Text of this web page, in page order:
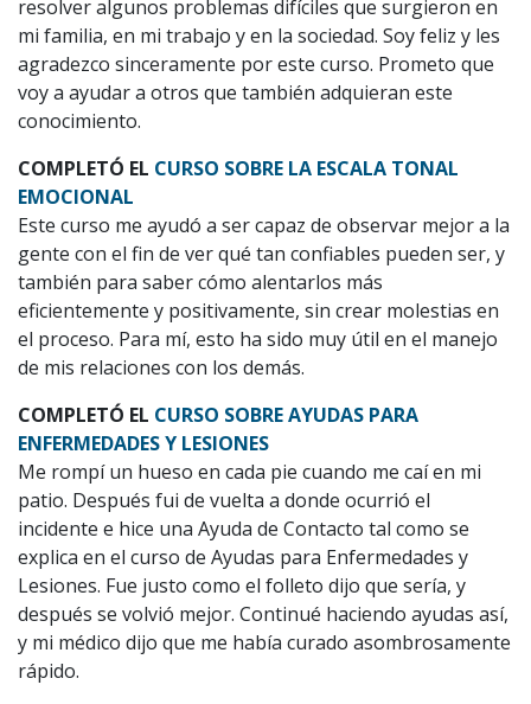
resolver algunos problemas difíciles que surgieron en
mi familia, en mi trabajo y en la sociedad. Soy feliz y les
agradezco sinceramente por este curso. Prometo que
voy a ayudar a otros que también adquieran este
conocimiento.
COMPLETÓ EL CURSO SOBRE LA ESCALA TONAL
EMOCIONAL
Este curso me ayudó a ser capaz de observar mejor a la
gente con el fin de ver qué tan confiables pueden ser, y
también para saber cómo alentarlos más
eficientemente y positivamente, sin crear molestias en
el proceso. Para mí, esto ha sido muy útil en el manejo
de mis relaciones con los demás.
COMPLETÓ EL CURSO SOBRE AYUDAS PARA
ENFERMEDADES Y LESIONES
Me rompí un hueso en cada pie cuando me caí en mi
patio. Después fui de vuelta a donde ocurrió el
incidente e hice una Ayuda de Contacto tal como se
explica en el curso de Ayudas para Enfermedades y
Lesiones. Fue justo como el folleto dijo que sería, y
después se volvió mejor. Continué haciendo ayudas así,
y mi médico dijo que me había curado asombrosamente
rápido.